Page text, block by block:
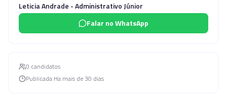
Leticia Andrade - Administrativo Júnior
Falar no WhatsApp
0 candidatos
Publicada Ha mais de 30 dias